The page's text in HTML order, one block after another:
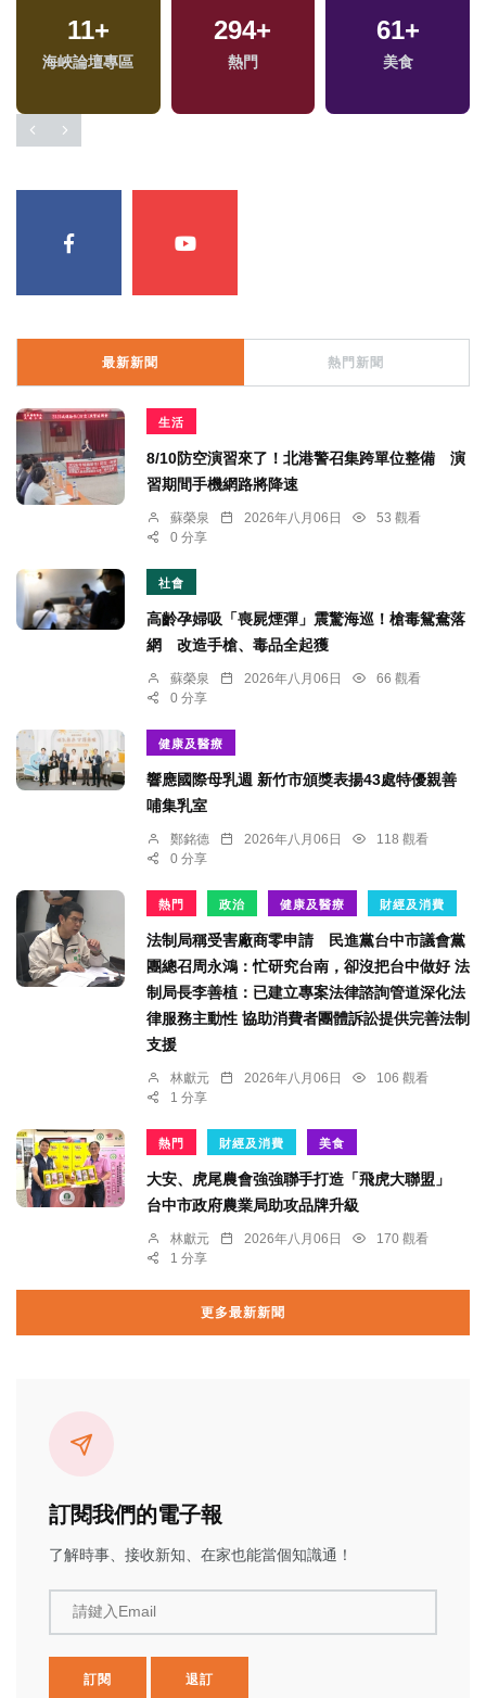
11+
海峽論壇專區
294+
熱門
61+
美食
最新新聞 熱門新聞
生活
8/10防空演習來了！北港警召集跨單位整備 演
習期間手機網路將降速
蘇榮泉 2026年八月06日
53 觀看
0 分享
社會
高齡孕婦吸「喪屍煙彈」震驚海巡！槍毒鴛鴦落
網 改造手槍、毒品全起獲
蘇榮泉 2026年八月06日
66 觀看
0 分享
健康及醫療
響應國際母乳週 新竹市頒獎表揚43處特優親善
哺集乳室
鄭銘德 2026年八月06日
118 觀看
0 分享
熱門 政治 健康及醫療 財經及消費
法制局稱受害廠商零申請 民進黨台中市議會黨
團總召周永鴻：忙研究台南，卻沒把台中做好 法
制局長李善植：已建立專案法律諮詢管道深化法
律服務主動性 協助消費者團體訴訟提供完善法制
支援
林獻元 2026年八月06日
106 觀看
1 分享
熱門 財經及消費 美食
大安、虎尾農會強強聯手打造「飛虎大聯盟」
台中市政府農業局助攻品牌升級
林獻元 2026年八月06日
170 觀看
1 分享
更多最新新聞
訂閱我們的電子報
了解時事、接收新知、在家也能當個知識通！
請鍵入Email
訂閱 退訂